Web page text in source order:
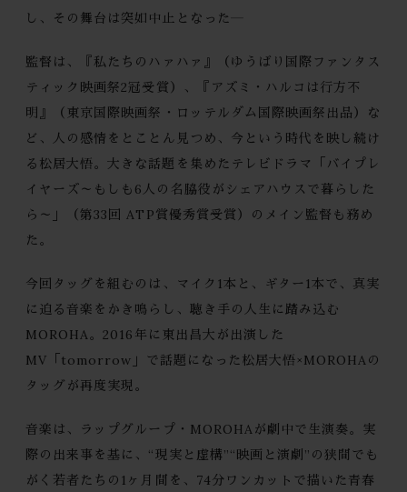
し、その舞台は突如中止となった―
監督は、『私たちのハァハァ』（ゆうばり国際ファンタス
ティック映画祭2冠受賞）、『アズミ・ハルコは行方不
明』（東京国際映画祭・ロッテルダム国際映画祭出品）な
ど、人の感情をとことん見つめ、今という時代を映し続け
る松居大悟。大きな話題を集めたテレビドラマ「バイプレ
イヤーズ～もしも6人の名脇役がシェアハウスで暮らした
ら～」（第33回 ATP賞優秀賞受賞）のメイン監督も務め
た。
今回タッグを組むのは、マイク1本と、ギター1本で、真実
に迫る音楽をかき鳴らし、聴き手の人生に踏み込む
MOROHA。2016年に東出昌大が出演した
MV「tomorrow」で話題になった松居大悟×MOROHAの
タッグが再度実現。
音楽は、ラップグループ・MOROHAが劇中で生演奏。実
際の出来事を基に、“現実と虚構”“映画と演劇”の狭間でも
がく若者たちの1ヶ月間を、74分ワンカットで描いた青春